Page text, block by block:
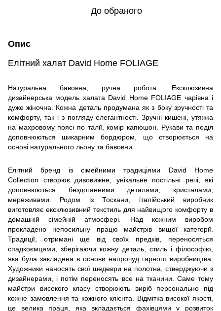
До обраного
Опис
Елітний халат David Home FOLIAGE
Натуральна бавовна, ручна робота. Ексклюзивна
дизайнерська модель халата David Home FOLIAGE чарівна і
дуже жіночна. Кожна деталь продумана як з боку зручності та
комфорту, так і з погляду елегантності. Зручні кишені, утяжка
на махровому поясі по талії, комір капюшон. Рукави та поділ
доповнюються шикарним бордюром, що створюється на
основі натурального льону та бавовни.
Елітний бренд із сімейними традиціями David Home
Collection створює дивовижне, унікальне постільні речі, які
доповнюються бездоганними деталями, кристалами,
мереживами. Родом із Тоскани, італійський виробник
виготовляє ексклюзивний текстиль для найвищого комфорту в
домашній сімейній атмосфері. Над кожним виробом
прокладено непосильну працю майстрів вищої категорії.
Традиції, отримані ще від своїх предків, переносяться
спадкоємцями, зберігаючи кожну деталь, стиль і філософію,
яка була закладена в основи напрочуд гарного виробництва.
Художники наносять свої шедеври на полотна, стверджуючи з
дизайнерами, і потім переносять все на тканини. Саме тому
майстри високого класу створюють виріб персонально під
кожне замовлення та кожного клієнта. Відмітка високої якості,
це велика праця, яка вкладається фахівцями у розвиток